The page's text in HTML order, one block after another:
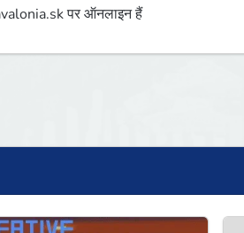
पर ऑनलाइन हैं